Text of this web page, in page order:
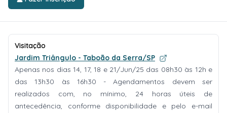
Visitação
Jardim Triângulo - Taboão da Serra/SP
Apenas nos dias 14, 17, 18 e 21/Jun/25 das 08h30 às 12h e
das 13h30 às 16h30 - Agendamentos devem ser
realizados com, no mínimo, 24 horas úteis de
antecedência, conforme disponibilidade e pelo e-mail